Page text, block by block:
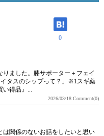
0
りました。膝サポーター＋フェイ
タスのシップって？」※1スギ薬
い得品』...
2026/03/18 Comment(0)
は関係のないお話をしたいと思い